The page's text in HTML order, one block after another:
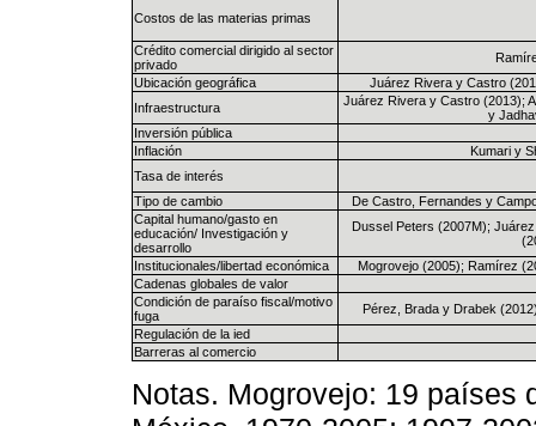
Costos de las materias primas
Crédito comercial dirigido al sector
privado
Ubicación geográfica
Juárez Rivera y Castro
Infraestructura
Juárez Rivera y Castro (2013);
y
Inversión pública
Inflación
Kumari y
Tasa de interés
Tipo de cambio
De Castro, Fernandes y
Capital humano/gasto en
educación/ Investigación y
desarrollo
Dussel Peters (2007M);
Institucionales/libertad económica
Mogrovejo (2005); Ramírez
Cadenas globales de valor
Condición de paraíso fiscal/motivo
fuga
Pérez, Brada y Drabek
Regulación de la ied
Barreras al comercio
Notas. Mogrovejo: 19 países